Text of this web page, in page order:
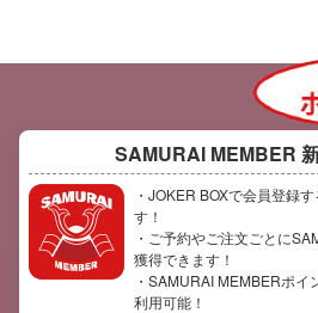
SAMURAI MEMBER
・JOKER BOXで会員登録
す！
・ご予約やご注文ごとに
獲得できます！
・SAMURAI MEMBERポ
利用可能！